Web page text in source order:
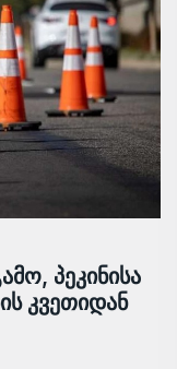
პეკინისა
კვეთიდან